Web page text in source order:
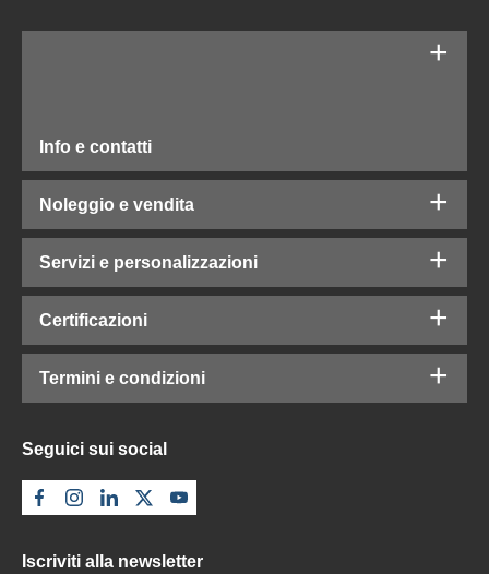
Info e contatti
Noleggio e vendita
Servizi e personalizzazioni
Certificazioni
Termini e condizioni
Seguici sui social
Iscriviti alla newsletter